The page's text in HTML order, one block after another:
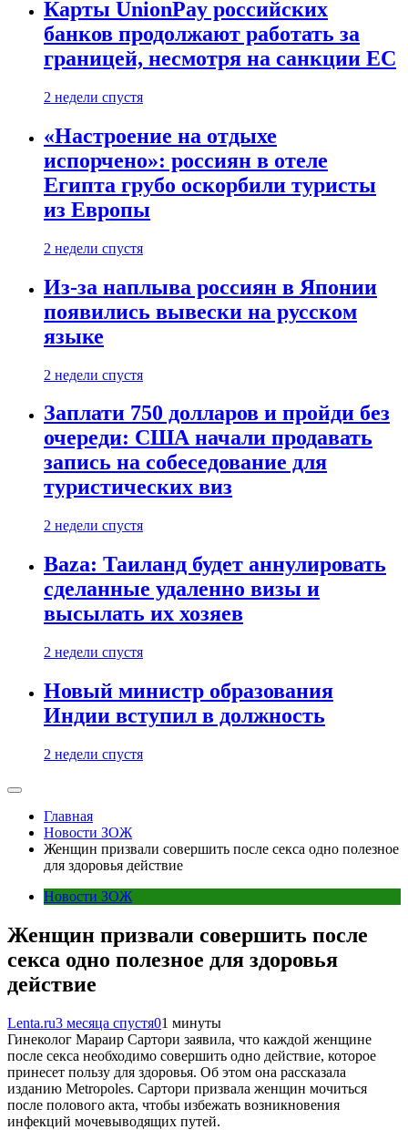
Карты UnionPay российских
банков продолжают работать за
границей, несмотря на санкции ЕС
2 недели спустя
«Настроение на отдыхе
испорчено»: россиян в отеле
Египта грубо оскорбили туристы
из Европы
2 недели спустя
Из-за наплыва россиян в Японии
появились вывески на русском
языке
2 недели спустя
Заплати 750 долларов и пройди без
очереди: США начали продавать
запись на собеседование для
туристических виз
2 недели спустя
Baza: Таиланд будет аннулировать
сделанные удаленно визы и
высылать их хозяев
2 недели спустя
Новый министр образования
Индии вступил в должность
2 недели спустя
Главная
Новости ЗОЖ
Женщин призвали совершить после секса одно полезное
для здоровья действие
Новости ЗОЖ
Женщин призвали совершить после
секса одно полезное для здоровья
действие
Lenta.ru3 месяца спустя01 минуты
Гинеколог Мараир Сартори заявила, что каждой женщине
после секса необходимо совершить одно действие, которое
принесет пользу для здоровья. Об этом она рассказала
изданию Metropoles. Сартори призвала женщин мочиться
после полового акта, чтобы избежать возникновения
инфекций мочевыводящих путей.